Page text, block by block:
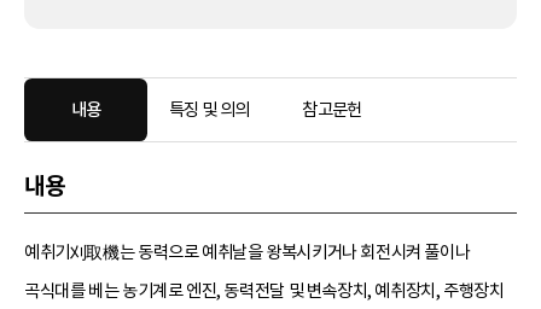
내용 특징 및 의의 참고문헌
내용
예취기刈取機는 동력으로 예취날을 왕복시키거나 회전시켜 풀이나
곡식대를 베는 농기계로 엔진, 동력전달 및 변속장치, 예취장치, 주행장치